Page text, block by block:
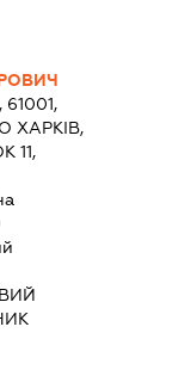
ХАРКІВ,
11,